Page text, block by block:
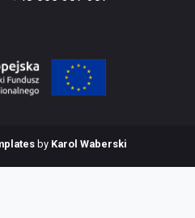
by Karol Waberski